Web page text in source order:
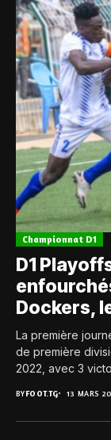
Championnat D1
D1
Dockers,
La première
de première
2022, avec 3
BYFOOT.TG 13 MARS